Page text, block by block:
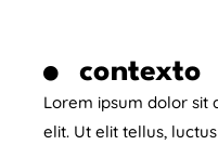
contexto
Lorem ipsum dolor sit
elit. Ut elit tellus,